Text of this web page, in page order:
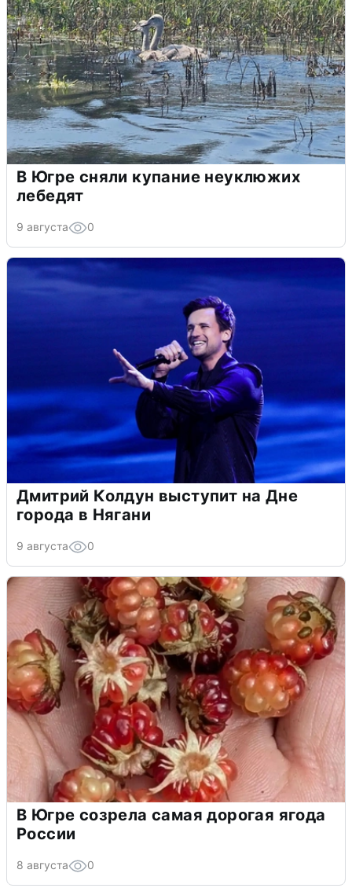
В Югре сняли купание неуклюжих
лебедят
9 августа 0
Дмитрий Колдун выступит на Дне
города в Нягани
9 августа 0
В Югре созрела самая дорогая ягода
России
8 августа 0